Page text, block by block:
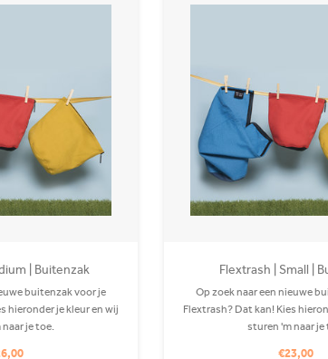
| Buitenzak
buitenzak voor je
hieronder je kleur en wij
je toe.
Flextrash | Small |
Op zoek naar een nieuwe
Flextrash? Dat kan! Kies
sturen 'm naar je
€23,00